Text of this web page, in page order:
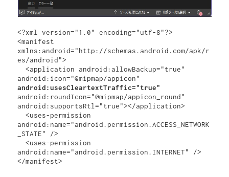
<?xml version="1.0" encoding="utf-8"?>
<manifest
xmlns:android="http://schemas.android.com/apk/r
es/android">
  <application android:allowBackup="true"
android:usesCleartextTraffic="true"
android:roundIcon="@mipmap/appicon_round"
android:supportsRtl="true"></application>
  <uses-permission
android:name="android.permission.ACCESS_NETWORK
_STATE" />
  <uses-permission
android:name="android.permission.INTERNET" />
</manifest>